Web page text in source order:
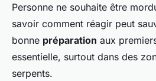
Personne ne souhaite être
savoir comment réagir peut
bonne préparation aux
essentielle, surtout dans des
serpents.